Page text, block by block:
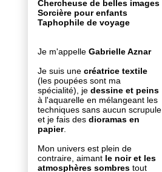
Chercheuse de belles images
Sorcière pour enfants
Taphophile de voyage
Je m'appelle Gabrielle Aznar
Je suis une créatrice textile
(les poupées sont ma
spécialité), je dessine et peins
à l'aquarelle en mélangeant les
techniques sans aucun scrupule
et je fais des dioramas en
papier.
Mon univers est plein de
contraire, aimant le noir et les
atmosphères sombres tout